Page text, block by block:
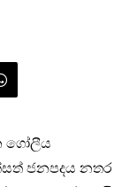
ගෝලීය
ජනපදය නතර